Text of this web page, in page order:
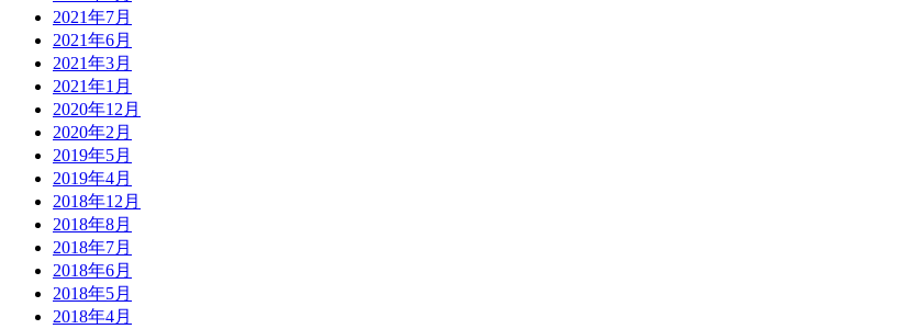
2021年7月
2021年6月
2021年3月
2021年1月
2020年12月
2020年2月
2019年5月
2019年4月
2018年12月
2018年8月
2018年7月
2018年6月
2018年5月
2018年4月